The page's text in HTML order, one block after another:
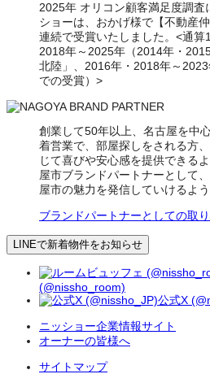
2025年 オリコン顧客満足度調査
ショーは、おかげ様で【不動産
連続で受賞いたしました。<通
2018年～2025年（2014年・
北陸」、2016年・2018年～2023
での受賞）>
創業して50年以上、名古屋を中
着営業で、部屋探しをされる方
じて喜びや安心感を提供できる
屋市ブランドパートナーとして
屋市の魅力を発信していけるよ
ブランドパートナーとしての取
LINEで新着物件をお知らせ
(@nissho_room)
公式X
ニッショー企業情報サイト
オーナーの皆様へ
サイトマップ